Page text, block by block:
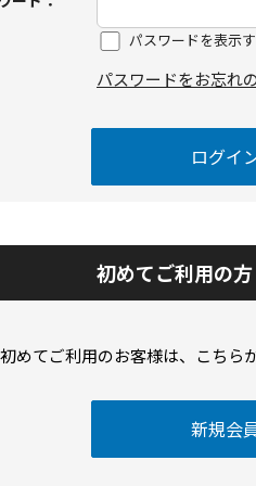
パスワードを表示
パスワードをお忘れ
初めてご利用の
初めてご利用のお客様は、こちら